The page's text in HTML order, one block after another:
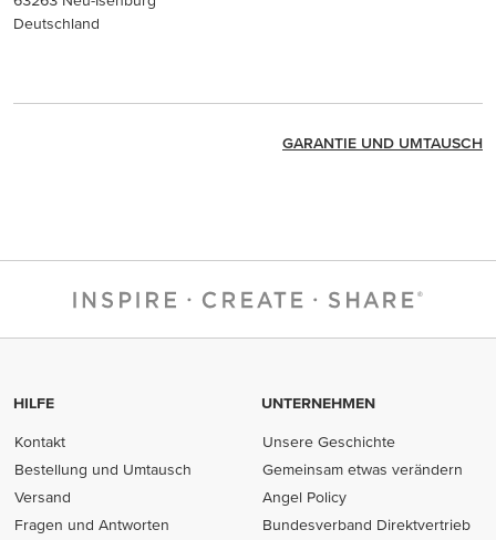
Deutschland
GARANTIE UND UMTAUSCH
HILFE
Kontakt
Bestellung und Umtausch
Versand
Fragen und Antworten
UNTERNEHMEN
Unsere Geschichte
Gemeinsam etwas verändern
Angel Policy
Bundesverband Direktvertrieb